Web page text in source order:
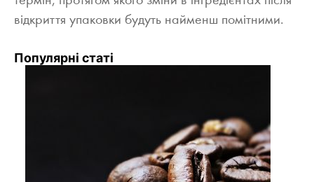
відкриття упаковки будуть найменш помітними.
Популярні статі